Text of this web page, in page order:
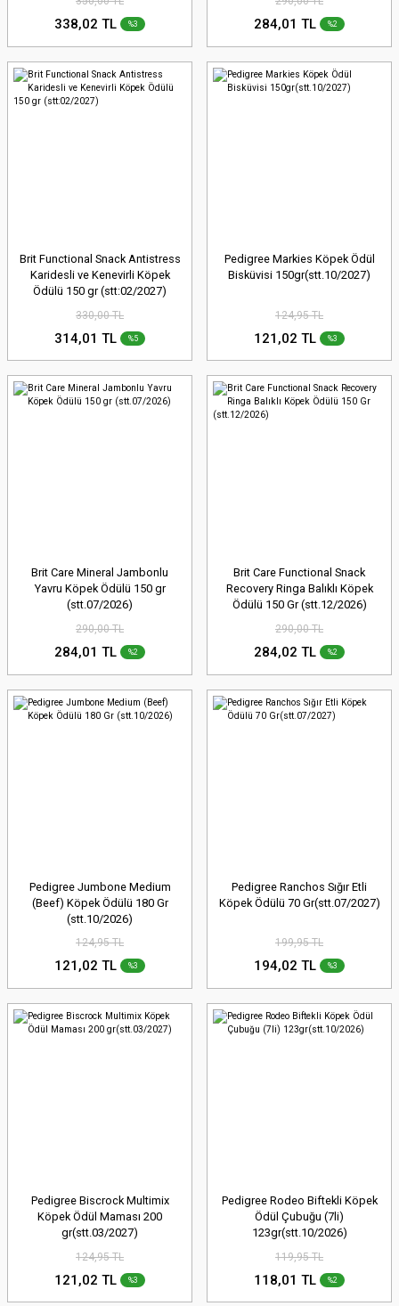
338,02 TL %3 284,01 TL %2
Brit Functional Snack Antistress
Karidesli ve Kenevirli Köpek
Ödülü 150 gr (stt:02/2027)
330,00 TL
314,01 TL %5
Pedigree Markies Köpek Ödül
Bisküvisi 150gr(stt.10/2027)
124,95 TL
121,02 TL %3
Brit Care Mineral Jambonlu
Yavru Köpek Ödülü 150 gr
(stt.07/2026)
290,00 TL
284,01 TL %2
Brit Care Functional Snack
Recovery Ringa Balıklı Köpek
Ödülü 150 Gr (stt.12/2026)
290,00 TL
284,02 TL %2
Pedigree Jumbone Medium
(Beef) Köpek Ödülü 180 Gr
(stt.10/2026)
124,95 TL
121,02 TL %3
Pedigree Ranchos Sığır Etli
Köpek Ödülü 70 Gr(stt.07/2027)
199,95 TL
194,02 TL %3
Pedigree Biscrock Multimix
Köpek Ödül Maması 200
gr(stt.03/2027)
124,95 TL
121,02 TL %3
Pedigree Rodeo Biftekli Köpek
Ödül Çubuğu (7li)
123gr(stt.10/2026)
119,95 TL
118,01 TL %2